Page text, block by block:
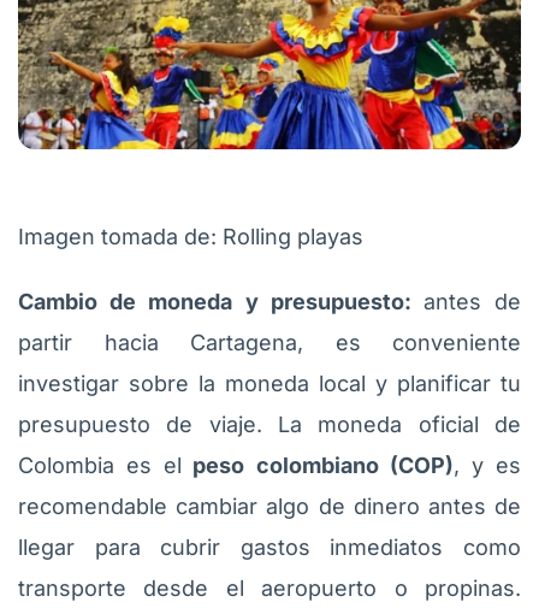
Imagen tomada de: Rolling playas
Cambio de moneda y presupuesto: antes de
partir hacia Cartagena, es conveniente
investigar sobre la moneda local y planificar tu
presupuesto de viaje. La moneda oficial de
Colombia es el peso colombiano (COP), y es
recomendable cambiar algo de dinero antes de
llegar para cubrir gastos inmediatos como
transporte desde el aeropuerto o propinas.